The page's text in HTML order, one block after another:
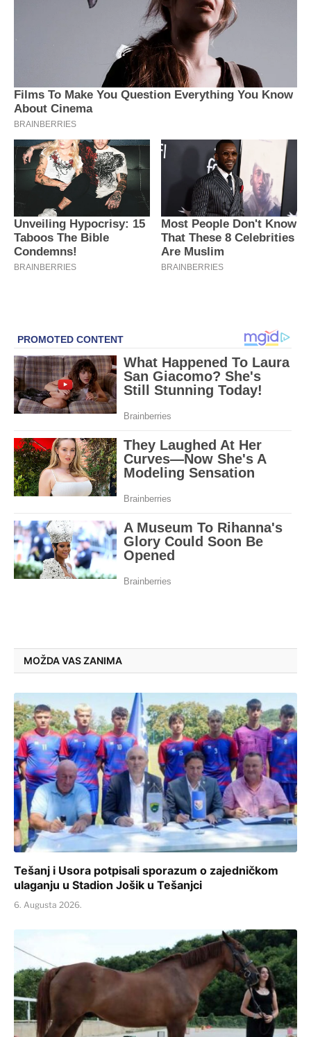
MOŽDA VAS ZANIMA
Tešanj i Usora potpisali sporazum o zajedničkom
ulaganju u Stadion Jošik u Tešanjci
6. Augusta 2026.